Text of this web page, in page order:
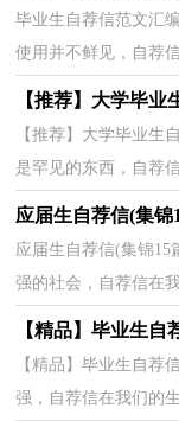
毕业生自荐信范文汇
使用并不鲜见，自荐
不再为写自荐信头疼
【推荐】大学毕业
【推荐】大学毕业生
是罕见的东西，自荐
写自荐信呢？以下是
应届生自荐信(集锦
应届生自荐信(集锦15
强的社会，自荐信在
可以达到自我推荐的
【精品】毕业生自
【精品】毕业生自荐
强，自荐信在我们的